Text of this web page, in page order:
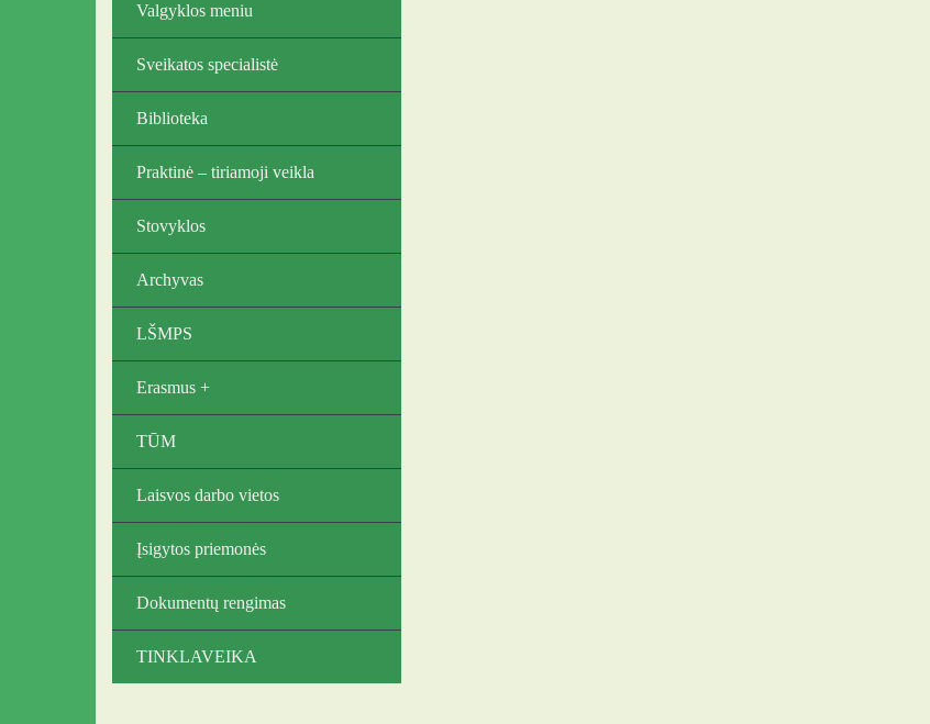
Valgyklos meniu
Sveikatos specialistė
Biblioteka
Praktinė – tiriamoji veikla
Stovyklos
Archyvas
LŠMPS
Erasmus +
TŪM
Laisvos darbo vietos
Įsigytos priemonės
Dokumentų rengimas
TINKLAVEIKA